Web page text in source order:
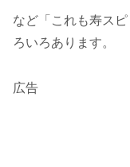
など「これも寿ス
ろいろあります。
広告